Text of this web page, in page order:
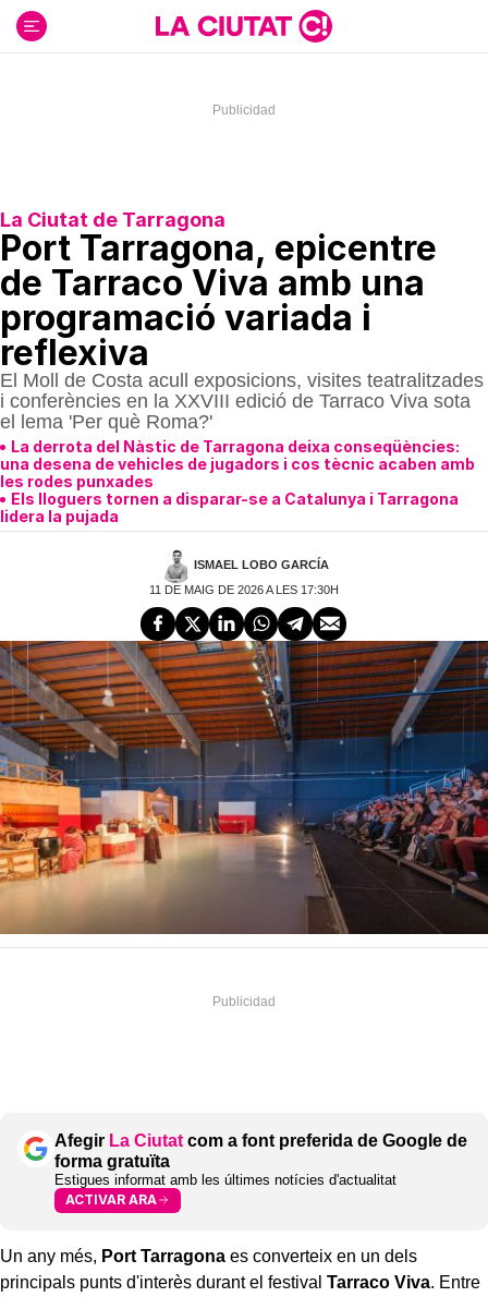
contenido
La Ciutat de Tarragona
Port Tarragona, epicentre
de Tarraco Viva amb una
programació variada i
reflexiva
El Moll de Costa acull exposicions, visites teatralitzades
i conferències en la XXVIII edició de Tarraco Viva sota
el lema 'Per què Roma?'
La derrota del Nàstic de Tarragona deixa conseqüències:
una desena de vehicles de jugadors i cos tècnic acaben amb
les rodes punxades
Els lloguers tornen a disparar-se a Catalunya i Tarragona
lidera la pujada
ISMAEL LOBO GARCÍA
11 DE MAIG DE 2026 A LES 17:30H
Afegir La Ciutat com a font preferida de Google de
forma gratuïta
Estigues informat amb les últimes notícies d'actualitat
ACTIVAR ARA
Un any més, Port Tarragona es converteix en un dels
principals punts d'interès durant el festival Tarraco Viva. Entre